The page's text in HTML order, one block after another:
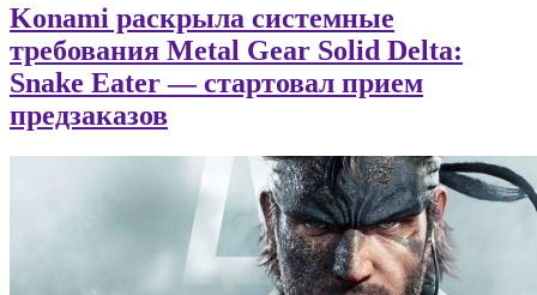
Konami раскрыла системные
требования Metal Gear Solid Delta:
Snake Eater — стартовал прием
предзаказов